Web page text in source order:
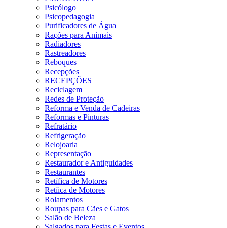
Psicólogo
Psicopedagogia
Purificadores de Água
Rações para Animais
Radiadores
Rastreadores
Reboques
Recepções
RECEPÇÕES
Reciclagem
Redes de Proteção
Reforma e Venda de Cadeiras
Reformas e Pinturas
Refratário
Refrigeração
Relojoaria
Representação
Restaurador e Antiguidades
Restaurantes
Retífica de Motores
Retíica de Motores
Rolamentos
Roupas para Cães e Gatos
Salão de Beleza